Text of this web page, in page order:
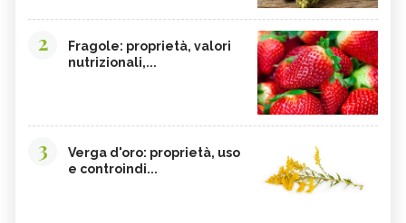
2
Fragole: proprietà, valori
nutrizionali,...
3
Verga d'oro: proprietà, uso
e controindi...